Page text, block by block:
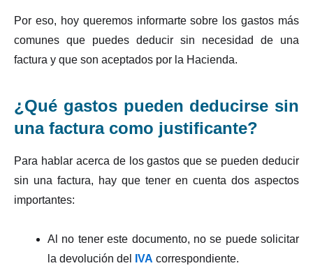
Por eso, hoy queremos informarte sobre los gastos más
comunes que puedes deducir sin necesidad de una
factura y que son aceptados por la Hacienda.
¿Qué gastos pueden deducirse sin
una factura como justificante?
Para hablar acerca de los gastos que se pueden deducir
sin una factura, hay que tener en cuenta dos aspectos
importantes:
Al no tener este documento, no se puede solicitar
la devolución del
IVA correspondiente.